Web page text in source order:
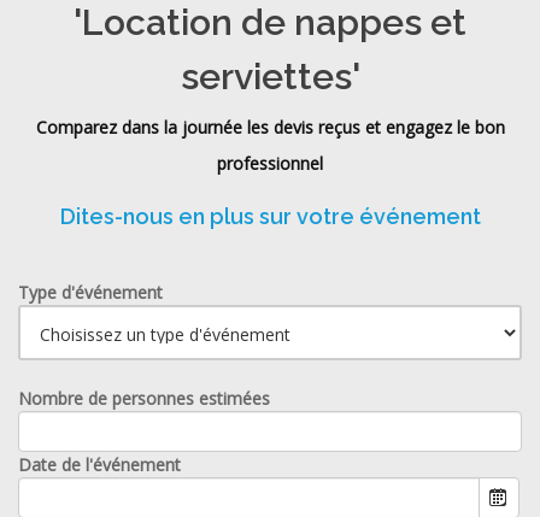
'Location de nappes et
serviettes'
Comparez dans la journée les devis reçus et engagez le bon
professionnel
Dites-nous en plus sur votre événement
Type d'événement
Nombre de personnes estimées
Date de l'événement